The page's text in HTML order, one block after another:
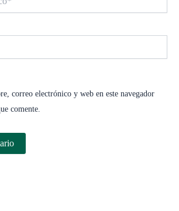
correo electrónico y web en este navegador
comente.